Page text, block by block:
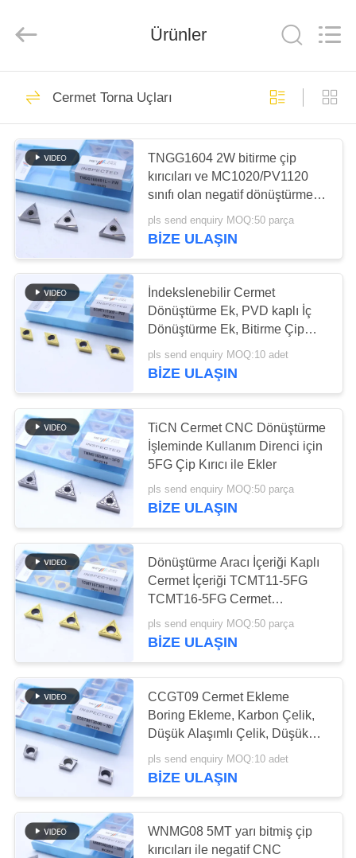
EVDE
ÜRÜN
VIDEOLAR
BIZIM
HAKKIMIZDA
FABRIKA
TURU
KATALOGLAR
BIZIMLE
İLETIŞIM
HABERLER
BIR
İNDIRIM
İSTE
SITE
HARITASI
GIZLILIK
POLITIKASI
Materials
Co.,ltd.
Cermet Torna Uçları
272
Karbür Torna Uçları
166
CNC Freze Uçları
30
CNC Kanal Açma
Uçları
Sermet Rulman
Uçları
Ürünler
Cermet Torna Uçları
TNGG1604 2W bitirme çip
kırıcıları ve MC1020/PV1120
sınıfı olan negatif dönüştürme
yerleştirmeleri
pls send enquiry MOQ:50 parça
BIZE ULAŞIN
İndekslenebilir Cermet
Dönüştürme Ek, PVD kaplı İç
Dönüştürme Ek, Bitirme Çip
kırıcı DCMT11T302, Altın
Renkli
pls send enquiry MOQ:10 adet
BIZE ULAŞIN
TiCN Cermet CNC Dönüştürme
İşleminde Kullanım Direnci için
5FG Çip Kırıcı ile Ekler
pls send enquiry MOQ:50 parça
BIZE ULAŞIN
Dönüştürme Aracı İçeriği Kaplı
Cermet İçeriği TCMT11-5FG
TCMT16-5FG Cermet
Dönüştürme İçeriği
pls send enquiry MOQ:50 parça
BIZE ULAŞIN
CCGT09 Cermet Ekleme
Boring Ekleme, Karbon Çelik,
Düşük Alaşımlı Çelik, Düşük
Besleme, Pozitif Ekleme Kesme
İç Döner Ekleme,
CCGT09T304R-1U
pls send enquiry MOQ:10 adet
BIZE ULAŞIN
WNMG08 5MT yarı bitmiş çip
kırıcıları ile negatif CNC